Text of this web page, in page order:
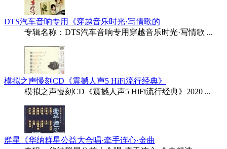
DTS汽车音响专用《穿越音乐时光·写情歌的
专辑名称：DTS汽车音响专用穿越音乐时光·写情歌 ...
模拟之声慢刻CD《震撼人声5 HiFi流行经典》
模拟之声慢刻CD《震撼人声5 HiFi流行经典》2020 ...
群星《华纳群星公益大合唱·牵手连心·金曲